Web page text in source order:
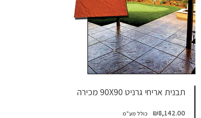
תבנית אריחי גרניט 90X90 מכירה
₪8,142.00